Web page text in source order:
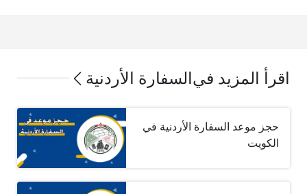
اقرأ المزيد في السفارة الأردنية
حجز موعد السفارة الأردنية في
الكويت